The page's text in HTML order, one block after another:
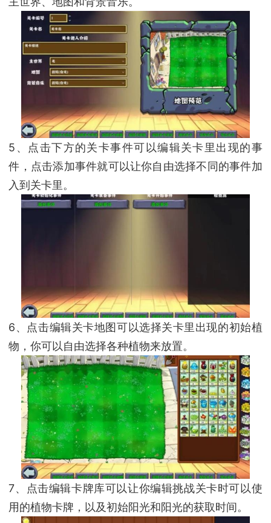
5、点击下方的关卡事件可以编辑关卡里出现的事
件，点击添加事件就可以让你自由选择不同的事件加
入到关卡里。
6、点击编辑关卡地图可以选择关卡里出现的初始植
物，你可以自由选择各种植物来放置。
7、点击编辑卡牌库可以让你编辑挑战关卡时可以使
用的植物卡牌，以及初始阳光和阳光的获取时间。